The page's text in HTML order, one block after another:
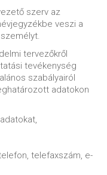
szerv az
veszi a
tervezőkről
tevékenység
szabályairól
adatokon
telefaxszám, e-